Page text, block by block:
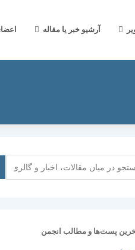
آرشیو خبر یا مقاله
پست‌ها و مطالب انجمن